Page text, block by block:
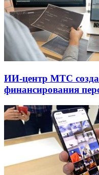
ИИ-центр МТС
финансирования